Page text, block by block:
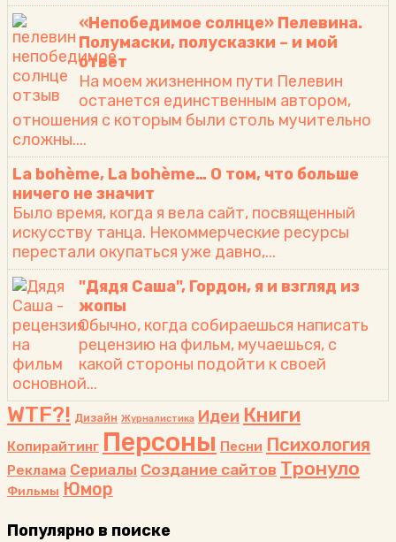
«Непобедимое солнце» Пелевина.
Полумаски, полусказки – и мой
ответ
На моем жизненном пути Пелевин
останется единственным автором,
отношения с которым были столь мучительно
сложны....
La bohème, La bohème… О том, что больше
ничего не значит
Было время, когда я вела сайт, посвященный
искусству танца. Некоммерческие ресурсы
перестали окупаться уже давно,...
"Дядя Саша", Гордон, я и взгляд из
жопы
Обычно, когда собираешься написать
рецензию на фильм, мучаешься, с
какой стороны подойти к своей
основной...
WTF?! Дизайн Журналистика Идеи Книги
Копирайтинг Персоны Песни Психология
Реклама Сериалы Создание сайтов Тронуло
Фильмы Юмор
Популярно в поиске